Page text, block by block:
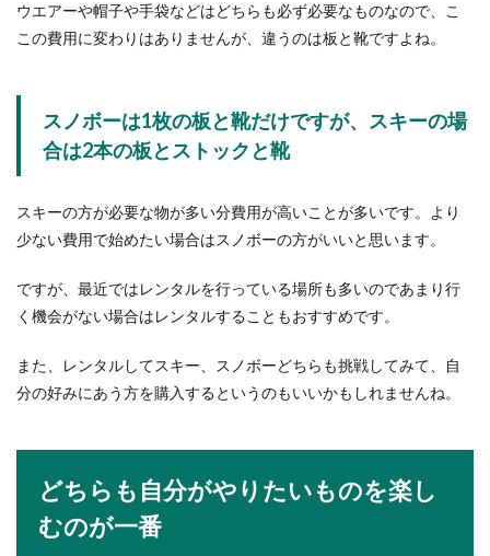
ウエアーや帽子や手袋などはどちらも必ず必要なものなので、こ
この費用に変わりはありませんが、違うのは板と靴ですよね。
スノボーは1枚の板と靴だけですが、スキーの場
合は2本の板とストックと靴
スキーの方が必要な物が多い分費用が高いことが多いです。より
少ない費用で始めたい場合はスノボーの方がいいと思います。
ですが、最近ではレンタルを行っている場所も多いのであまり行
く機会がない場合はレンタルすることもおすすめです。
また、レンタルしてスキー、スノボーどちらも挑戦してみて、自
分の好みにあう方を購入するというのもいいかもしれませんね。
どちらも自分がやりたいものを楽し
むのが一番